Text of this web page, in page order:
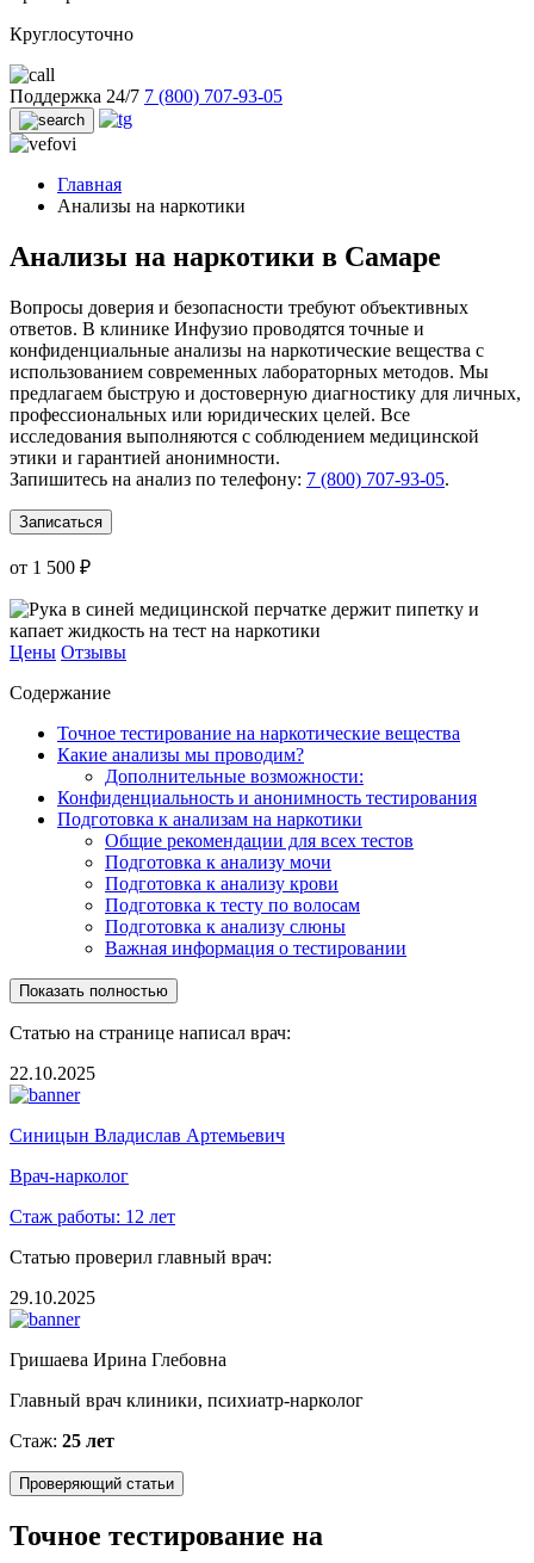
Круглосуточно
Поддержка 24/7 7 (800) 707-93-05
Главная
Анализы на наркотики
Анализы на наркотики в Самаре
Вопросы доверия и безопасности требуют объективных
ответов. В клинике Инфузио проводятся точные и
конфиденциальные анализы на наркотические вещества с
использованием современных лабораторных методов. Мы
предлагаем быструю и достоверную диагностику для личных,
профессиональных или юридических целей. Все
исследования выполняются с соблюдением медицинской
этики и гарантией анонимности.
Запишитесь на анализ по телефону: 7 (800) 707-93-05.
Записаться
от 1 500 ₽
Цены Отзывы
Содержание
Точное тестирование на наркотические вещества
Какие анализы мы проводим?
Дополнительные возможности:
Конфиденциальность и анонимность тестирования
Подготовка к анализам на наркотики
Общие рекомендации для всех тестов
Подготовка к анализу мочи
Подготовка к анализу крови
Подготовка к тесту по волосам
Подготовка к анализу слюны
Важная информация о тестировании
Показать полностью
Статью на странице написал врач:
22.10.2025
Синицын Владислав Артемьевич
Врач-нарколог
Стаж работы: 12 лет
Статью проверил главный врач:
29.10.2025
Гришаева Ирина Глебовна
Главный врач клиники, психиатр-нарколог
Стаж: 25 лет
Проверяющий статьи
Точное тестирование на